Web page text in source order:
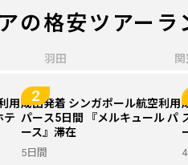
の格安ツアーラ
羽田
用
テ
成田発着 シンガポール航空利用
パース5日間 『メルキュール パ
ース』滞在
5日間